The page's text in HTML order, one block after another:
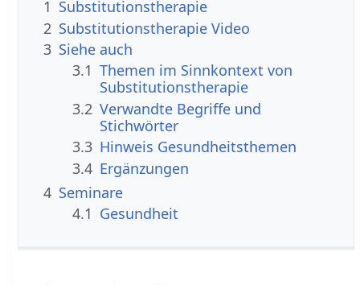
1 Substitutionstherapie
2 Substitutionstherapie Video
3 Siehe auch
3.1 Themen im Sinnkontext von
Substitutionstherapie
3.2 Verwandte Begriffe und
Stichwörter
3.3 Hinweis Gesundheitsthemen
3.4 Ergänzungen
4 Seminare
4.1 Gesundheit